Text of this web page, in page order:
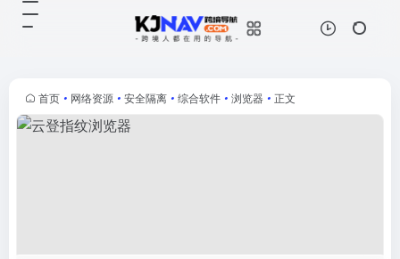
首页 • 网络资源 • 安全隔离 • 综合软件 • 浏览器 • 正文
营,账号矩阵营销等提供浏览器多开,
多窗口同步,RPA机器人操作功能,让
批量运营得到多账号防关联等...